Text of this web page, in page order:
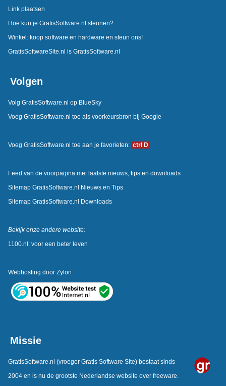
Link plaatsen
Hoe kun je GratisSoftware.nl steunen?
Winkel: koop software en hardware en steun ons!
GratisSoftwareSite.nl is GratisSoftware.nl
Volgen
Volg GratisSoftware.nl op BlueSky
Voeg GratisSoftware.nl toe als voorkeursbron bij Google
Voeg GratisSoftware.nl toe aan je favorieten: ctrl D
Feed van de voorpagina met laatste nieuws, tips en downloads
Sitemap GratisSoftware.nl Nieuws en Tips
Sitemap GratisSoftware.nl Downloads
Bekijk onze andere website:
1100.nl: voor een beter leven
Webhosting door Zylon
Missie
GratisSoftware.nl (vroeger Gratis Software Site) bestaat sinds
2004 en is nu de grootste Nederlandse website over freeware.